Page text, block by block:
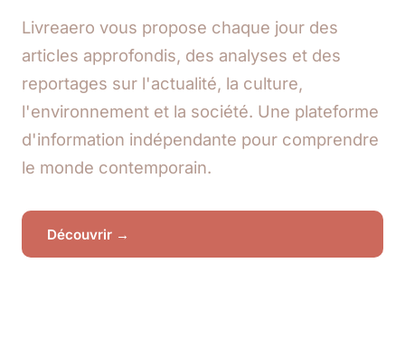
Livreaero vous propose chaque jour des
articles approfondis, des analyses et des
reportages sur l'actualité, la culture,
l'environnement et la société. Une plateforme
d'information indépendante pour comprendre
le monde contemporain.
Découvrir →